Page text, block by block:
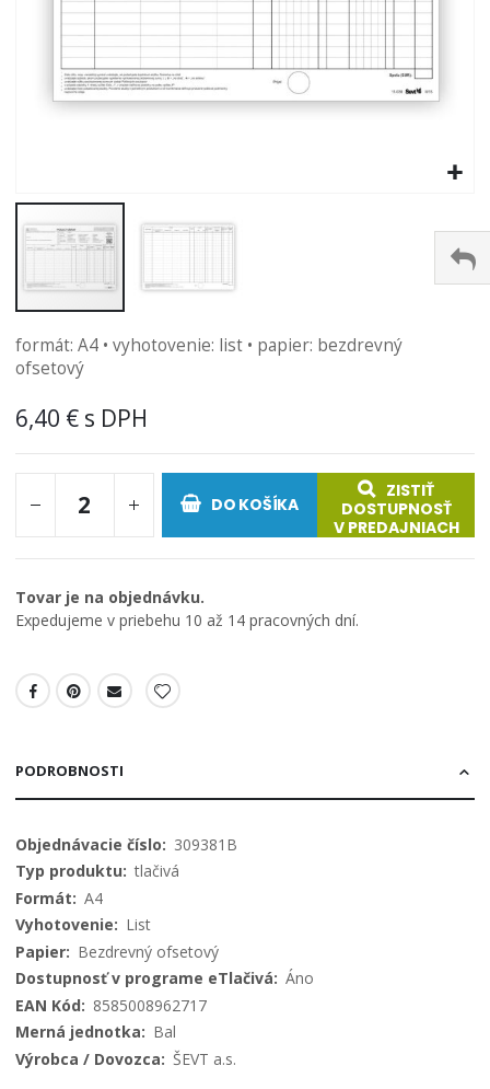
na
začiatok
obrázkov
formát: A4 • vyhotovenie: list • papier: bezdrevný
ofsetový
6,40 €
DO KOŠÍKA
ZISTIŤ
DOSTUPNOSŤ
V PREDAJNIACH
Tovar je na objednávku.
Expedujeme v priebehu 10 až 14 pracovných dní.
PODROBNOSTI
Viac
informácií
309381B
tlačivá
A4
List
Bezdrevný ofsetový
Áno
8585008962717
Bal
ŠEVT a.s.